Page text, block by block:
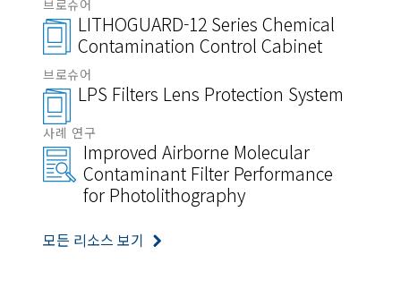
브로슈어
LITHOGUARD-12 Series Chemical
Contamination Control Cabinet
브로슈어
LPS Filters Lens Protection System
사례 연구
Improved Airborne Molecular
Contaminant Filter Performance
for Photolithography
모든 리소스 보기